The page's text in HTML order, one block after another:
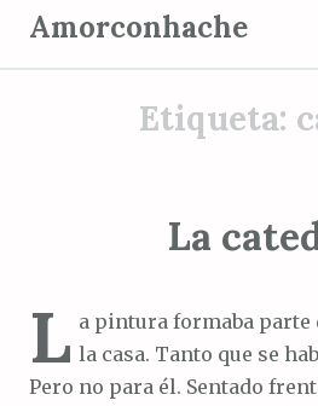
Amorconhache
Etiqueta:
La
L a pintura formaba parte
la casa. Tanto que se
Pero no para él. Sentado